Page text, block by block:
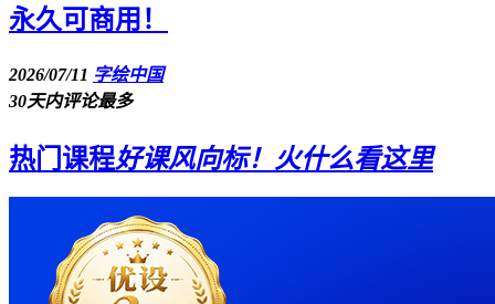
永久可商用！
2026/07/11 字绘中国
30天内评论最多
热门课程好课风向标！火什么看这里